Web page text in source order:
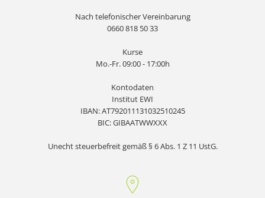
Nach telefonischer Vereinbarung
0660 818 50 33
Kurse
Mo.-Fr. 09:00 - 17:00h
Kontodaten
Institut EWI
IBAN: AT792011131032510245
BIC: GIBAATWWXXX
Unecht steuerbefreit gemäß § 6 Abs. 1 Z 11 UstG.